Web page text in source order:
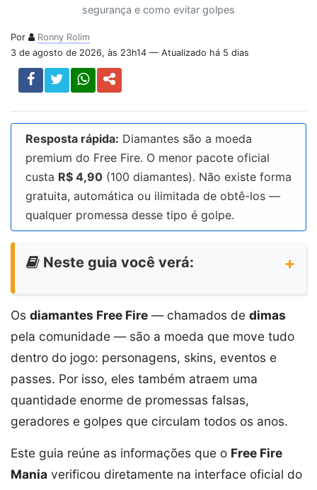
segurança e como evitar golpes
Por
Ronny Rolim
3 de agosto de 2026, às 23h14 — Atualizado há 5 dias
Resposta rápida: Diamantes são a moeda
premium do Free Fire. O menor pacote oficial
custa R$ 4,90 (100 diamantes). Não existe forma
gratuita, automática ou ilimitada de obtê-los —
qualquer promessa desse tipo é golpe.
Neste guia você verá:
Os diamantes Free Fire — chamados de dimas
pela comunidade — são a moeda que move tudo
dentro do jogo: personagens, skins, eventos e
passes. Por isso, eles também atraem uma
quantidade enorme de promessas falsas,
geradores e golpes que circulam todos os anos.
Este guia reúne as informações que o Free Fire
Mania verificou diretamente na interface oficial do